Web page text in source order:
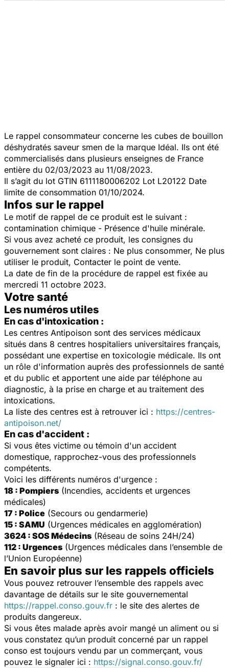
Le rappel consommateur concerne les cubes de bouillon
déshydratés saveur smen de la marque Idéal. Ils ont été
commercialisés dans plusieurs enseignes de France
entière du 02/03/2023 au 11/08/2023.
Il s’agit du lot GTIN 6111180006202 Lot L20122 Date
limite de consommation 01/10/2024.
Infos sur le rappel
Le motif de rappel de ce produit est le suivant :
contamination chimique - Présence d'huile minérale.
Si vous avez acheté ce produit, les consignes du
gouvernement sont claires : Ne plus consommer, Ne plus
utiliser le produit, Contacter le point de vente.
La date de fin de la procédure de rappel est fixée au
mercredi 11 octobre 2023.
Votre santé
Les numéros utiles
En cas d'intoxication :
Les centres Antipoison sont des services médicaux
situés dans 8 centres hospitaliers universitaires français,
possédant une expertise en toxicologie médicale. Ils ont
un rôle d'information auprès des professionnels de santé
et du public et apportent une aide par téléphone au
diagnostic, à la prise en charge et au traitement des
intoxications.
La liste des centres est à retrouver ici : https://centres-
antipoison.net/
En cas d'accident :
Si vous êtes victime ou témoin d'un accident
domestique, rapprochez-vous des professionnels
compétents.
Voici les différents numéros d'urgence :
18 : Pompiers (Incendies, accidents et urgences
médicales)
17 : Police (Secours ou gendarmerie)
15 : SAMU (Urgences médicales en agglomération)
3624 : SOS Médecins (Réseau de soins 24H/24)
112 : Urgences (Urgences médicales dans l’ensemble de
l’Union Européenne)
En savoir plus sur les rappels officiels
Vous pouvez retrouver l’ensemble des rappels avec
davantage de détails sur le site gouvernemental
https://rappel.conso.gouv.fr : le site des alertes de
produits dangereux.
Si vous êtes malade après avoir mangé un aliment ou si
vous constatez qu’un produit concerné par un rappel
conso est toujours vendu par un commerçant, vous
pouvez le signaler ici : https://signal.conso.gouv.fr/